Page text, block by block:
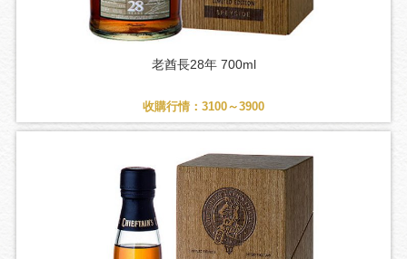
老酋長28年 700ml
收購行情：3100～3900